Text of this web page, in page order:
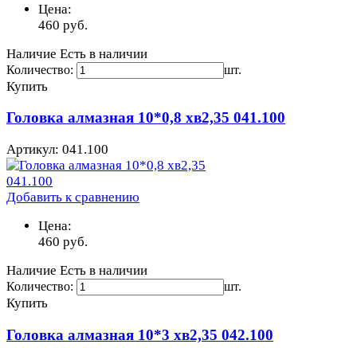
Цена:
460 руб.
Наличие Есть в наличии
Количество: шт.
Купить
Головка алмазная 10*0,8 хв2,35 041.100
Артикул: 041.100
Добавить к сравнению
Цена:
460 руб.
Наличие Есть в наличии
Количество: шт.
Купить
Головка алмазная 10*3 хв2,35 042.100